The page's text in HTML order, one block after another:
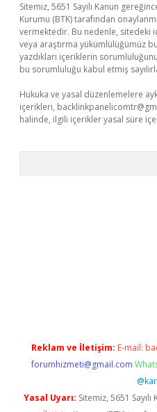
Sitemiz, 5651 Sayılı Kanun
Kurumu (BTK) tarafından
vermektedir. Bu nedenle, sitedeki
veya araştırma yükümlülüğümüz
yazdıkları içeriklerin
bu sorumluluğu kabul etmiş
Hukuka ve yasal düzenlemelere
içerikleri,
halinde, ilgili içerikler yasal süre
Reklam ve İletişim: E-mail:
forumhizmeti@gmail.com
Yasal Uyarı: Sitemiz, 5651